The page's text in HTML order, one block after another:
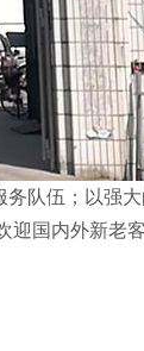
队伍；以强
国内外新老